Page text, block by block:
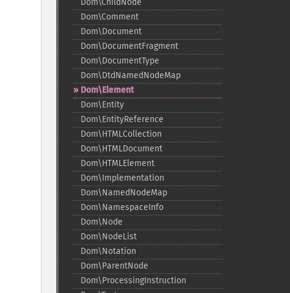
Dom\ChildNode
Dom\Comment
Dom\Document
Dom\DocumentFragment
Dom\DocumentType
Dom\DtdNamedNodeMap
Dom\Element
Dom\Entity
Dom\EntityReference
Dom\HTMLCollection
Dom\HTMLDocument
Dom\HTMLElement
Dom\Implementation
Dom\NamedNodeMap
Dom\NamespaceInfo
Dom\Node
Dom\NodeList
Dom\Notation
Dom\ParentNode
Dom\ProcessingInstruction